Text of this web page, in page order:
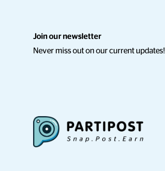
Join our newsletter
Never miss out on our current updates!